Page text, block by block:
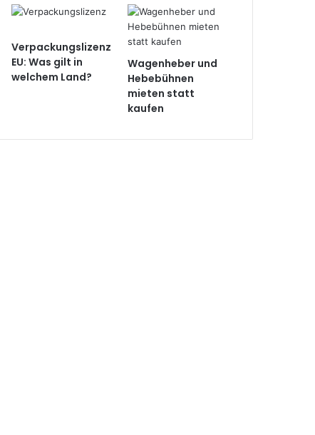
Verpackungslizenz
EU: Was gilt in
welchem Land?
Wagenheber und
Hebebühnen
mieten statt
kaufen